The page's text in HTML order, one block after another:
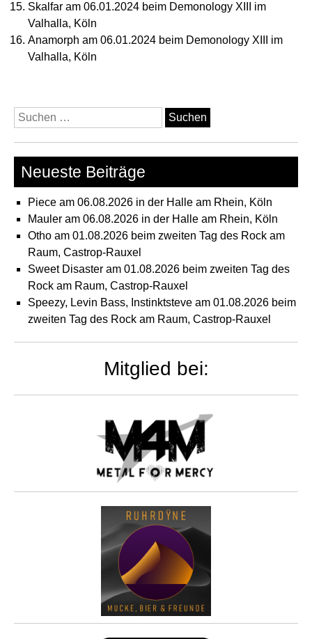
Skalfar am 06.01.2024 beim Demonology XIII im
Valhalla, Köln
Anamorph am 06.01.2024 beim Demonology XIII im
Valhalla, Köln
Suchen
nach:
Neueste Beiträge
Piece am 06.08.2026 in der Halle am Rhein, Köln
Mauler am 06.08.2026 in der Halle am Rhein, Köln
Otho am 01.08.2026 beim zweiten Tag des Rock am
Raum, Castrop-Rauxel
Sweet Disaster am 01.08.2026 beim zweiten Tag des
Rock am Raum, Castrop-Rauxel
Speezy, Levin Bass, Instinktsteve am 01.08.2026 beim
zweiten Tag des Rock am Raum, Castrop-Rauxel
Mitglied bei: